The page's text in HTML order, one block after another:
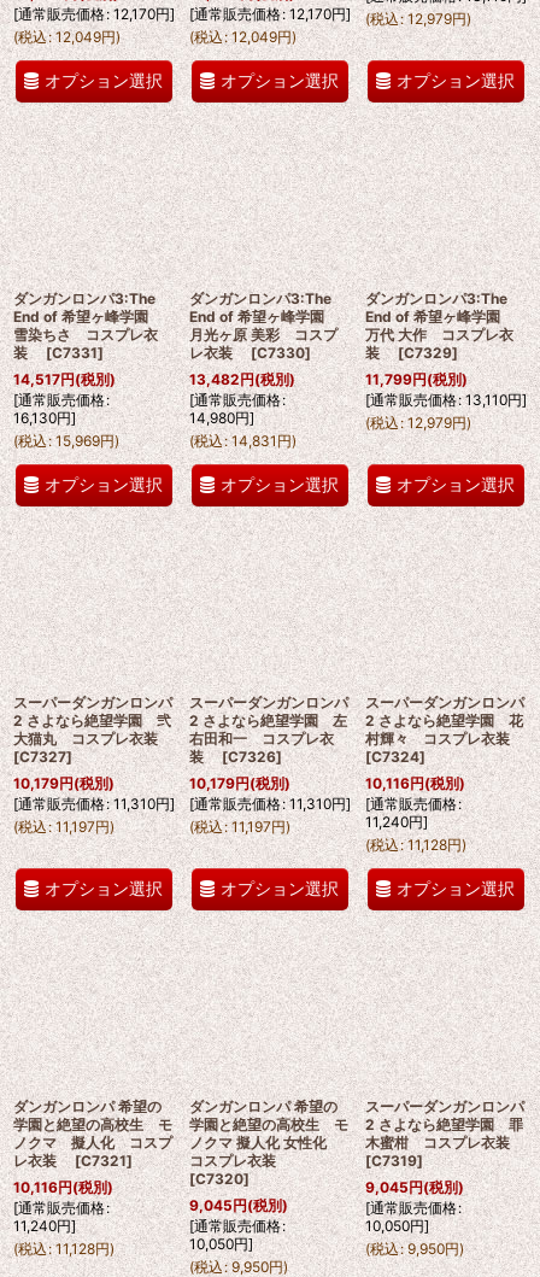
[通常販売価格: 12,170円]
(税込: 12,049円)
オプション選択
[通常販売価格: 12,170円]
(税込: 12,049円)
オプション選択
(税込: 12,979円)
オプション選択
ダンガンロンパ3:The
End of 希望ヶ峰学園
雪染ちさ コスプレ衣
装 [C7331]
14,517円(税別)
[通常販売価格:
16,130円]
(税込: 15,969円)
オプション選択
ダンガンロンパ3:The
End of 希望ヶ峰学園
月光ヶ原 美彩 コスプ
レ衣装 [C7330]
13,482円(税別)
[通常販売価格:
14,980円]
(税込: 14,831円)
オプション選択
ダンガンロンパ3:The
End of 希望ヶ峰学園
万代 大作 コスプレ衣
装 [C7329]
11,799円(税別)
[通常販売価格: 13,110円]
(税込 : 12,979円)
オプション選択
スーパーダンガンロンパ
2 さよなら絶望学園 弐
大猫丸 コスプレ衣装
[C7327]
10,179円(税別)
[通常販売価格: 11,310円]
(税込: 11,197円)
オプション選択
スーパーダンガンロンパ
2 さよなら絶望学園 左
右田和一 コスプレ衣
装 [C7326]
10,179円(税別)
[通常販売価格: 11,310円]
(税込: 11,197円)
オプション選択
スーパーダンガンロンパ
2 さよなら絶望学園 花
村輝々 コスプレ衣装
[C7324]
10,116円(税別)
[通常販売価格:
11,240円]
(税込: 11,128円)
オプション選択
ダンガンロンパ 希望の
学園と絶望の高校生 モ
ノクマ 擬人化 コスプ
レ衣装 [C7321]
10,116円(税別)
[通常販売価格:
11,240円]
(税込: 11,128円)
ダンガンロンパ 希望の
学園と絶望の高校生 モ
ノクマ 擬人化 女性化
コスプレ衣装
[C7320]
9,045円(税別)
[通常販売価格:
10,050円]
(税込: 9,950円)
スーパーダンガンロンパ
2 さよなら絶望学園 罪
木蜜柑 コスプレ衣装
[C7319]
9,045円(税別)
[通常販売価格:
10,050円]
(税込: 9,950円)